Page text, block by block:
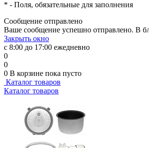
* - Поля, обязательные для заполнения
Сообщение отправлено
Ваше сообщение успешно отправлено. В
Закрыть окно
с 8:00 до 17:00 ежедневно
0
0
0 В корзине пока пусто
Каталог товаров
Каталог товаров